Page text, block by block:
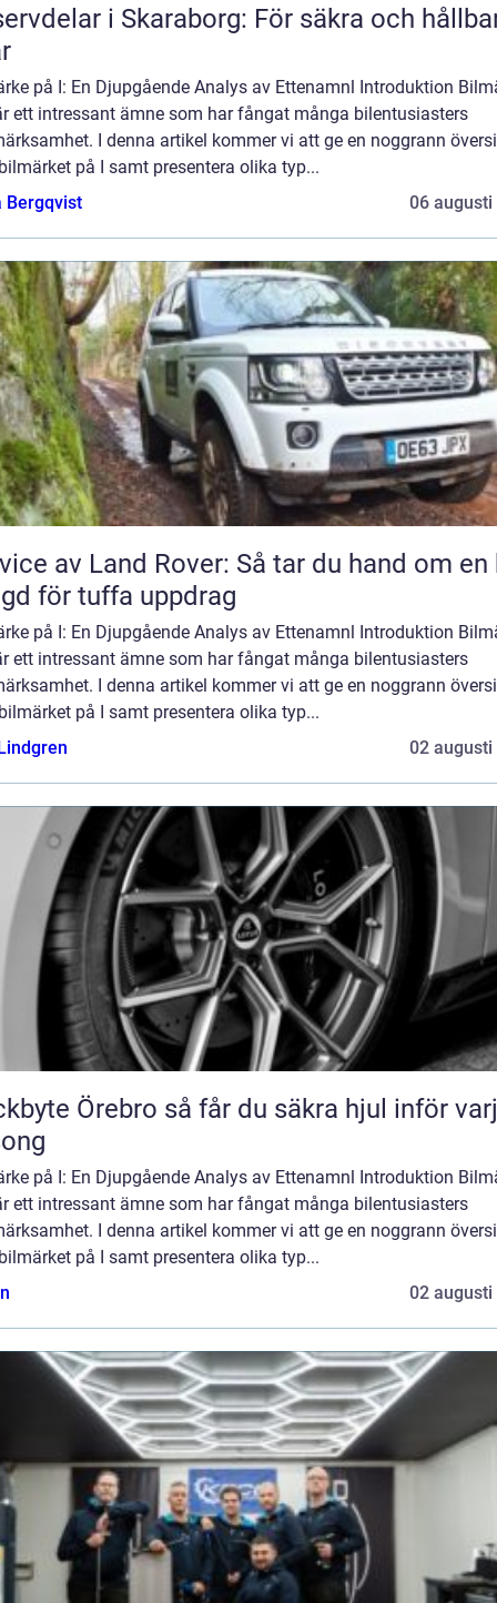
i Skaraborg: För säkra och
på I: En Djupgående Analys av Ettenamnl Introduktion
ett intressant ämne som har fångat många bilentusiasters
I denna artikel kommer vi att ge en noggrann
på I samt presentera olika typ...
Bergqvist
06 augusti
av Land Rover: Så tar du hand om en
för tuffa uppdrag
på I: En Djupgående Analys av Ettenamnl Introduktion
ett intressant ämne som har fångat många bilentusiasters
I denna artikel kommer vi att ge en noggrann
på I samt presentera olika typ...
02 augusti
så får du säkra hjul inför varje
på I: En Djupgående Analys av Ettenamnl Introduktion
ett intressant ämne som har fångat många bilentusiasters
I denna artikel kommer vi att ge en noggrann
på I samt presentera olika typ...
02 augusti